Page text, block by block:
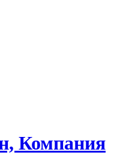
Компания